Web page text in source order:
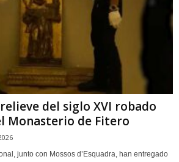
del siglo XVI robado
Monasterio de Fitero
junto con Mossos d’Esquadra, han entregado